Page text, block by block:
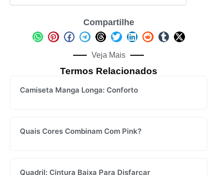
Compartilhe
Veja Mais
Termos Relacionados
Camiseta Manga Longa: Conforto
Quais Cores Combinam Com Pink?
Quadril: Cintura Baixa Para Disfarçar